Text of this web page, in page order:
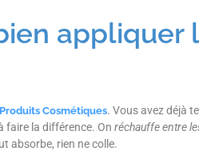
appliquer
Cosmétiques. Vous avez déjà
faire la différence. On réchauffe entre
absorbe, rien ne colle.